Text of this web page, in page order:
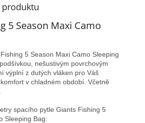
5 Season Maxi Camo
5 Season Maxi Camo Sleeping
nešustivým povrchovým
výplní z dutých vláken pro Váš
v chladném období. Včetně
spacího pytle Giants Fishing 5
Sleeping Bag: